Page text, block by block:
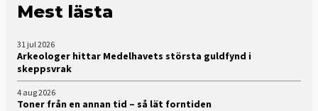
Mest lästa
31 jul 2026
Arkeologer hittar Medelhavets största guldfynd i
skeppsvrak
4 aug 2026
Toner från en annan tid – så lät forntiden